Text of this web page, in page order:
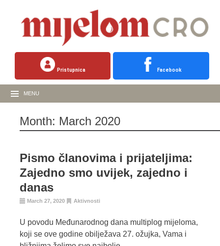
Pristupnica Facebook
MENU
Month: March 2020
Pismo članovima i prijateljima:
Zajedno smo uvijek, zajedno i
danas
March 27, 2020 Aktivnosti
U povodu Međunarodnog dana multiplog mijeloma,
koji se ove godine obilježava 27. ožujka, Vama i